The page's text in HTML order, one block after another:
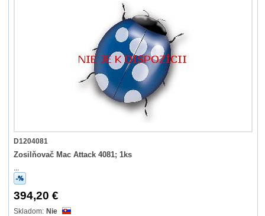
D1204081
Zosilňovač Mac Attack 4081; 1ks
...
394,20 €
Nie